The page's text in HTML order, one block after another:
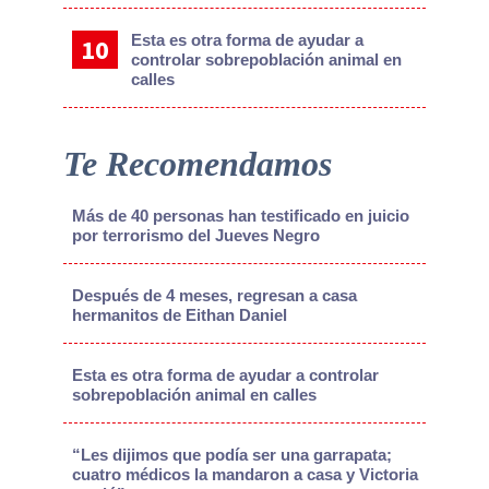
Esta es otra forma de ayudar a
controlar sobrepoblación animal en
calles
Te Recomendamos
Más de 40 personas han testificado en juicio
por terrorismo del Jueves Negro
Después de 4 meses, regresan a casa
hermanitos de Eithan Daniel
Esta es otra forma de ayudar a controlar
sobrepoblación animal en calles
“Les dijimos que podía ser una garrapata;
cuatro médicos la mandaron a casa y Victoria